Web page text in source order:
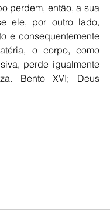
perdem, então, a sua
ele, por outro lado,
e consequentemente
o corpo, como
perde igualmente
Bento XVI; Deus